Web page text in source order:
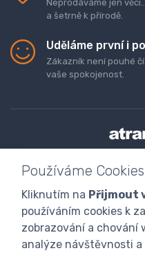
Neprodáváme jen
a šetrně k přírodě.
Uděláme první i
Zákazník není pouhé
vaše spokojenost.
Doprava a platba zboží
Obchodní podmínky
Program
Používáme Cookies
Kliknutím na Přijmout
používáním cookies k
zobrazování a chování
analýze návštěvnosti a